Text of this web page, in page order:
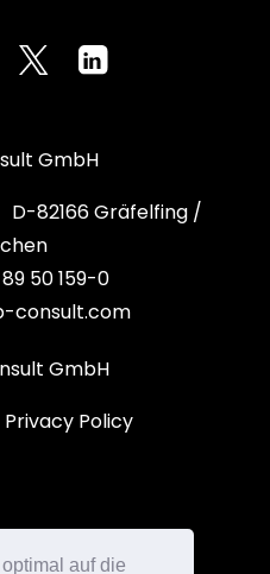
auf die
GmbH
82166 Gräfelfing /
50 159-0
consult.com
GmbH
Privacy Policy